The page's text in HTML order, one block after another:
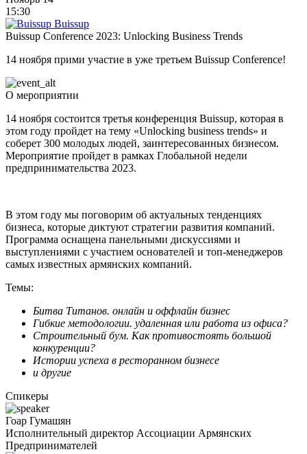
15:30
Buissup
Buissup Conference 2023: Unlocking Business Trends
14 ноября прими участие в уже третьем Buissup Conference!
О мероприятии
14 ноября состоится третья конференция Buissup, которая в
этом году пройдет на тему «Unlocking business trends» и
соберет 300 молодых людей, заинтересованных бизнесом.
Мероприятие пройдет в рамках Глобальной недели
предпринимательства 2023.
В этом году мы поговорим об актуальных тенденциях
бизнеса, которые диктуют стратегии развития компаний.
Программа оснащена панельными дискуссиями и
выступлениями с участием основателей и топ-менеджеров
самых известных армянских компаний.
Темы:
Битва Титанов. онлайн и оффлайн бизнес
Гибкие методологии. удаленная или работа из офиса?
Строительный бум. Как противостоять большой
конкуренции?
Истории успеха в ресторанном бизнесе
и другие
Спикеры
Гоар Гумашян
Исполнительный директор Ассоциации Армянских
Предпринимателей